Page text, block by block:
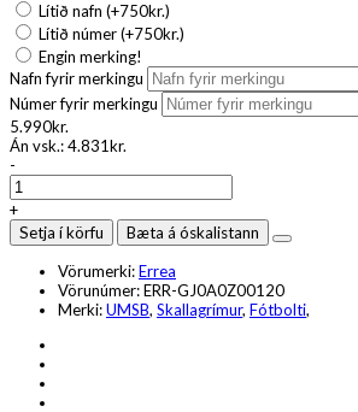
Lítið nafn (+750kr.)
Lítið númer (+750kr.)
Engin merking!
Nafn fyrir merkingu
Númer fyrir merkingu
5.990kr.
Án vsk.:4.831kr.
-
+
Setja í körfu
Bæta á óskalistann
Vörumerki:Errea
Vörunúmer:ERR-GJ0A0Z00120
Merki:UMSB, Skallagrímur, Fótbolti,